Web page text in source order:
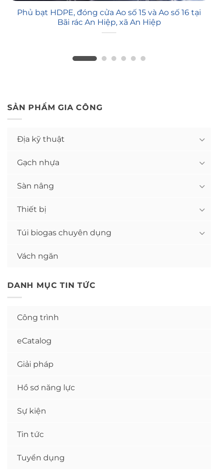
Phủ bạt HDPE, đóng cửa Ao số 15 và Ao số 16 tại
Bãi rác An Hiệp, xã An Hiệp
SẢN PHẨM GIA CÔNG
Địa kỹ thuật
Gạch nhựa
Sàn nâng
Thiết bị
Túi biogas chuyên dụng
Vách ngăn
DANH MỤC TIN TỨC
Công trình
eCatalog
Giải pháp
Hồ sơ năng lực
Sự kiện
Tin tức
Tuyển dụng